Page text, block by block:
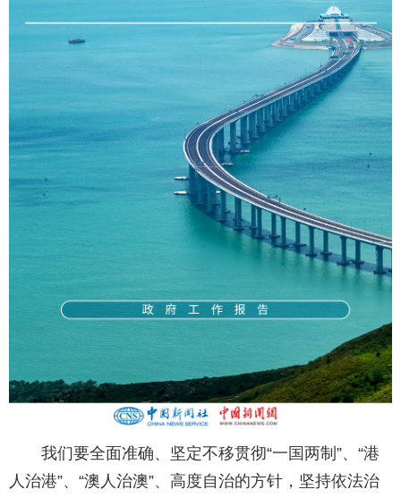
我们要全面准确、坚定不移贯彻“一国两制”、“港
人治港”、“澳人治澳”、高度自治的方针，坚持依法治